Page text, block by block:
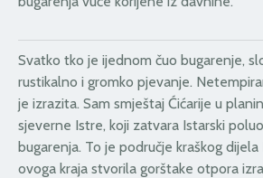
Svatko tko je ijednom čuo bugarenje,
rustikalno i gromko pjevanje.
je izrazita. Sam smještaj Ćićarije u
sjeverne Istre, koji zatvara Istarski
bugarenja. To je područje kraškog
ovoga kraja stvorila gorštake otpora